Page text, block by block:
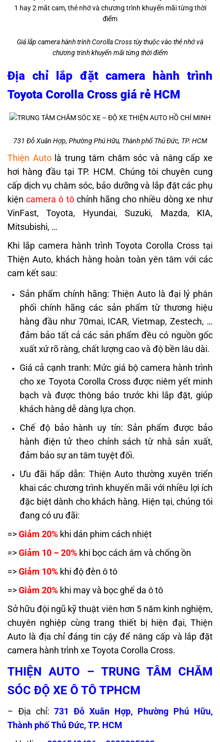
Giá lắp camera hành trình Corolla Cross tùy thuộc vào thẻ nhớ và
chương trình khuyến mãi từng thời điểm
Địa chỉ lắp đặt camera hành trình
Toyota Corolla Cross giá rẻ HCM
731 Đỗ Xuân Hợp, Phường Phú Hữu, Thành phố Thủ Đức, TP. HCM
Thiện Autolà trung tâm chăm sóc và nâng cấp xe
hơi hàng đầu tại TP. HCM. Chúng tôi chuyên cung
cấp dịch vụ chăm sóc, bảo dưỡng và lắp đặt các phụ
kiệncamera ô tôchính hãng cho nhiều dòng xe như
VinFast, Toyota, Hyundai, Suzuki, Mazda, KIA,
Mitsubishi, …
Khi lắp camera hành trình Toyota Corolla Cross tại
Thiện Auto, khách hàng hoàn toàn yên tâm với các
cam kết sau:
Sản phẩm chính hãng: Thiện Auto là đại lý phân
phối chính hãng các sản phẩm từ thương hiệu
hàng đầu như 70mai, ICAR, Vietmap, Zestech, …
đảm bảo tất cả các sản phẩm đều có nguồn gốc
xuất xứ rõ ràng, chất lượng cao và độ bền lâu dài.
Giá cả cạnh tranh: Mức giá bộ camera hành trình
cho xe Toyota Corolla Cross được niêm yết minh
bạch và được thông báo trước khi lắp đặt, giúp
khách hàng dễ dàng lựa chọn.
Chế độ bảo hành uy tín: Sản phẩm được bảo
hành điện tử theo chính sách từ nhà sản xuất,
đảm bảo sự an tâm tuyệt đối.
Ưu đãi hấp dẫn: Thiện Auto thường xuyên triển
khai các chương trình khuyến mãi với nhiều lợi ích
đặc biệt dành cho khách hàng. Hiện tại, chúng tôi
đang có ưu đãi:
=>Giảm 20% khi dán phim cách nhiệt
=>Giảm 10 – 20% khi bọc cách âm và chống ồn
=>Giảm 10% khi độ đèn ô tô
=>Giảm 20% khi may và bọc ghế da ô tô
Sở hữu đội ngũ kỹ thuật viên hơn 5 năm kinh nghiệm,
chuyên nghiệp cùng trang thiết bị hiện đại, Thiện
Auto là địa chỉ đáng tin cậy để nâng cấp và lắp đặt
camera hành trình xe Toyota Corolla Cross.
THIỆN AUTO – TRUNG TÂM CHĂM
SÓC ĐỘ XE Ô TÔ TPHCM
– Địa chỉ: 731 Đỗ Xuân Hợp, Phường Phú Hữu,
Thành phố Thủ Đức, TP. HCM